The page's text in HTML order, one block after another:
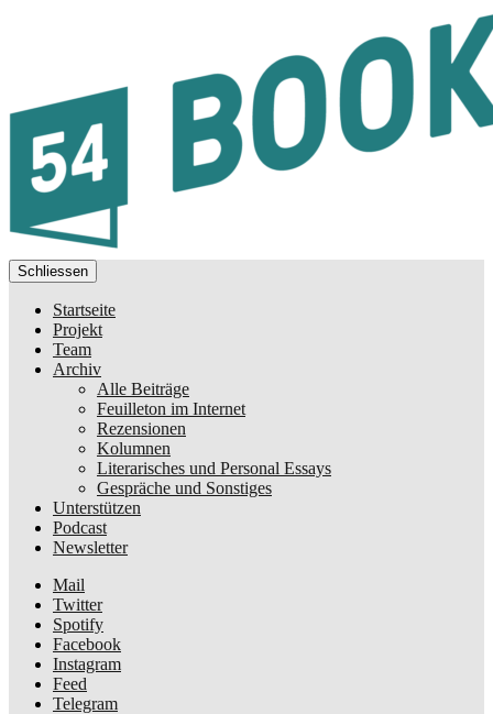
Schliessen
Startseite
Projekt
Team
Archiv
Alle Beiträge
Feuilleton im Internet
Rezensionen
Kolumnen
Literarisches und Personal Essays
Gespräche und Sonstiges
Unterstützen
Podcast
Newsletter
Mail
Twitter
Spotify
Facebook
Instagram
Feed
Telegram